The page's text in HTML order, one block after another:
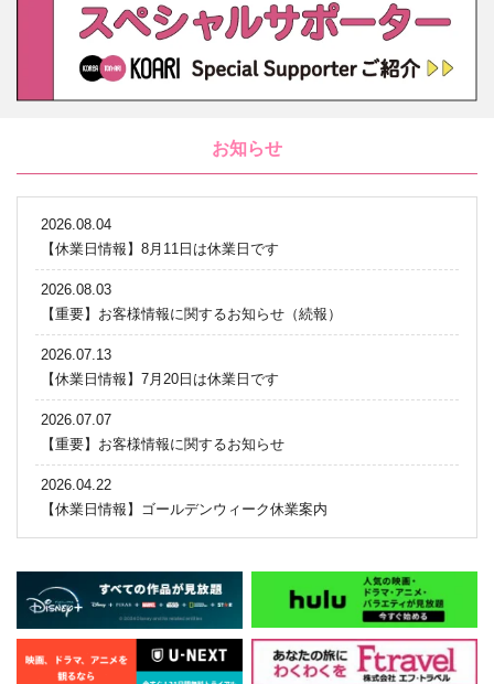
お知らせ
2026.08.04
【休業日情報】8月11日は休業日です
2026.08.03
【重要】お客様情報に関するお知らせ（続報）
2026.07.13
【休業日情報】7月20日は休業日です
2026.07.07
【重要】お客様情報に関するお知らせ
2026.04.22
【休業日情報】ゴールデンウィーク休業案内